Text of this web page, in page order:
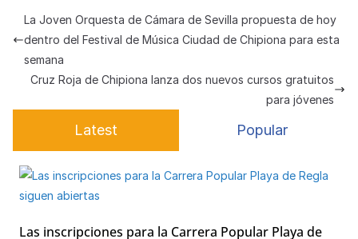
s
A
p
p
e
b
o
o
k
gr
a
s
k
y
h
at
e
a
e
p
ar
tir
La Joven Orquesta de Cámara de Sevilla propuesta de hoy
dentro del Festival de Música Ciudad de Chipiona para esta
semana
Cruz Roja de Chipiona lanza dos nuevos cursos gratuitos
para jóvenes
Latest Popular
Las inscripciones para la Carrera Popular Playa de